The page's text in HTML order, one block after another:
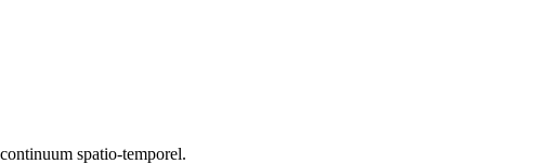
spatio-temporel.